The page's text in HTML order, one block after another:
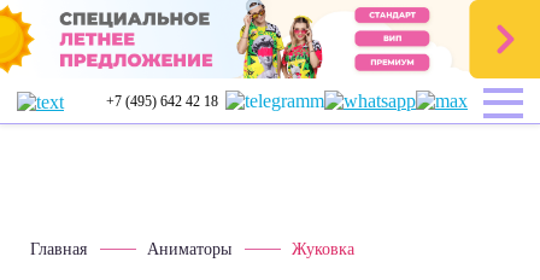
+7 (495) 642 42 18
Главная Аниматоры Жуковка